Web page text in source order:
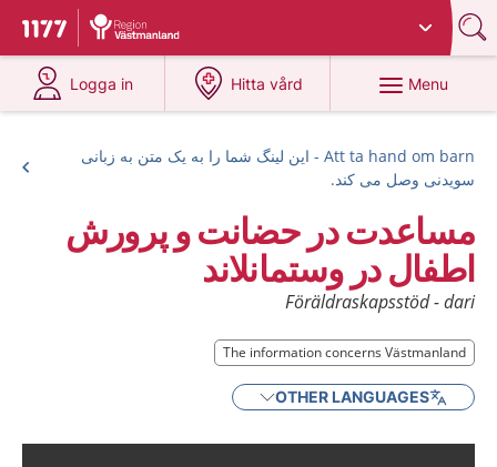
To start page for 1177
Du har valt region
Logga in
at 1177.se
Hitta vård
at 1177.se
Menu
Att ta hand om barn - این لینگ شما را به یک متن به زبانی
سویدنی وصل می کند.
مساعدت در حضانت و پرورش
اطفال در وستمانلاند
Föräldraskapsstöd - dari
The information concerns Västmanland
OTHER LANGUAGES